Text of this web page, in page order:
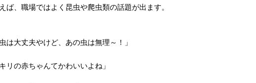
ば、職場ではよく昆虫や爬虫類の話題が出ます。
虫は大丈夫やけど、あの虫は無理～！」
リの赤ちゃんてかわいいよね」